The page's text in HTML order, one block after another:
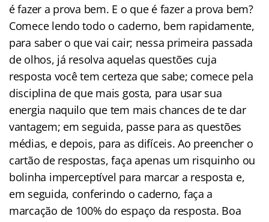
é fazer a prova bem. E o que é fazer a prova bem?
Comece lendo todo o caderno, bem rapidamente,
para saber o que vai cair; nessa primeira passada
de olhos, já resolva aquelas questões cuja
resposta você tem certeza que sabe; comece pela
disciplina de que mais gosta, para usar sua
energia naquilo que tem mais chances de te dar
vantagem; em seguida, passe para as questões
médias, e depois, para as difíceis. Ao preencher o
cartão de respostas, faça apenas um risquinho ou
bolinha imperceptível para marcar a resposta e,
em seguida, conferindo o caderno, faça a
marcação de 100% do espaço da resposta. Boa